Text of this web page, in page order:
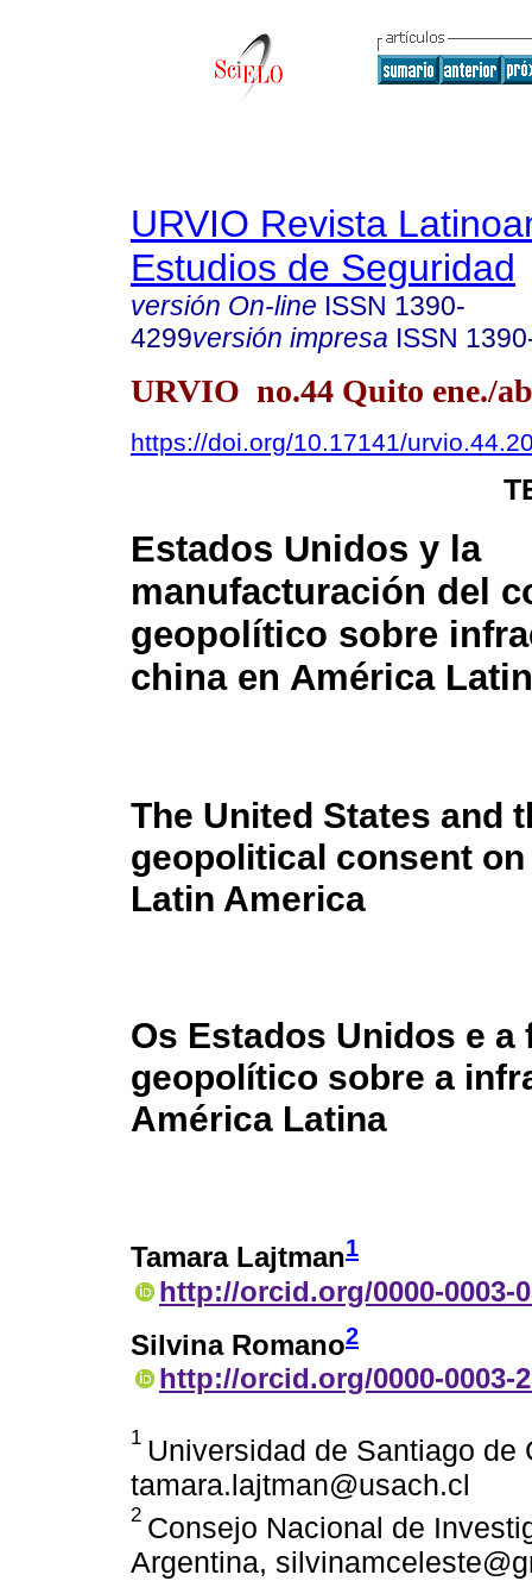
URVIO Revista
Estudios de Seguridad
versión On-line ISSN 1390-
4299versión impresa ISSN
URVIO no.44 Quito ene./
https://doi.org/10.17141/
Estados Unidos y la
manufacturación del
geopolítico sobre
china en América
The United States and
geopolitical consent
Latin America
Os Estados Unidos e
geopolítico sobre a
América Latina
Tamara Lajtman1
http://orcid.org/0000-0003-
Silvina Romano2
http://orcid.org/0000-0003-
1 Universidad de Santiago de
tamara.lajtman@usach.cl
2 Consejo Nacional de
Argentina,